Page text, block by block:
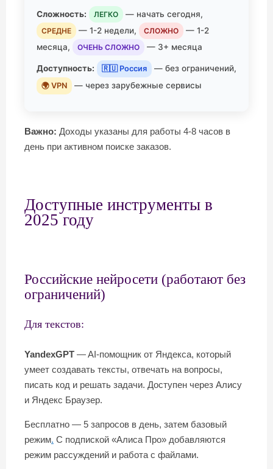
Сложность: ЛЕГКО — начать сегодня,
СРЕДНЕ — 1-2 недели, СЛОЖНО
— 1-2
месяца,
ОЧЕНЬ СЛОЖНО — 3+ месяца
Доступность: 🇷🇺 Россия — без ограничений,
🌍 VPN — через зарубежные сервисы
Важно: Доходы указаны для работы 4-8 часов в
день при активном поиске заказов.
Доступные инструменты в
2025 году
Российские нейросети (работают без
ограничений)
Для текстов:
YandexGPT — AI-помощник от Яндекса, который
умеет создавать тексты, отвечать на вопросы,
писать код и решать задачи. Доступен через Алису
и Яндекс Браузер.
Бесплатно — 5 запросов в день, затем базовый
режим. С подпиской «Алиса Про» добавляются
режим рассуждений и работа с файлами.